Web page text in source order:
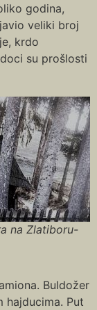
godina,
veliki broj
krdo
su prošlosti
na Zlatiboru-
Buldožer
hajducima. Put